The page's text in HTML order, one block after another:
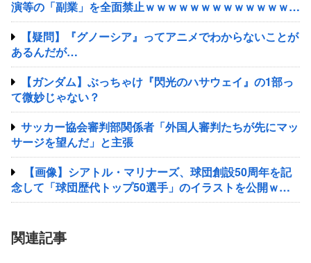
演等の「副業」を全面禁止ｗｗｗｗｗｗｗｗｗｗｗｗｗｗ
ｗ
【疑問】『グノーシア』ってアニメでわからないことが
あるんだが…
【ガンダム】ぶっちゃけ『閃光のハサウェイ』の1部っ
て微妙じゃない？
サッカー協会審判部関係者「外国人審判たちが先にマッ
サージを望んだ」と主張
【画像】シアトル・マリナーズ、球団創設50周年を記
念して「球団歴代トップ50選手」のイラストを公開ｗｗ
ｗｗｗｗｗｗｗｗｗｗｗｗｗ
関連記事